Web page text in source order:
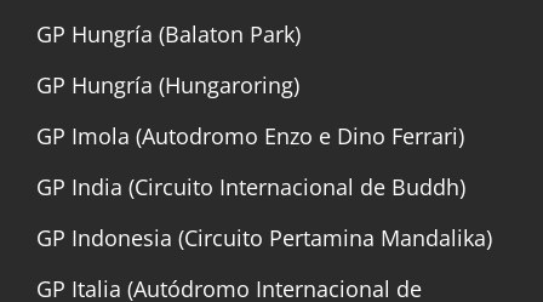
GP Hungría (Balaton Park)
GP Hungría (Hungaroring)
GP Imola (Autodromo Enzo e Dino Ferrari)
GP India (Circuito Internacional de Buddh)
GP Indonesia (Circuito Pertamina Mandalika)
GP Italia (Autódromo Internacional de